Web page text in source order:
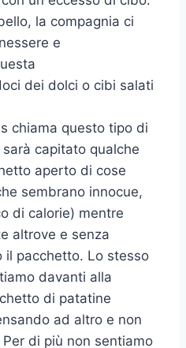
la compagnia ci
e
dei dolci o cibi salati
chiama questo tipo di
sarà capitato qualche
aperto di cose
sembrano innocue,
di calorie) mentre
altrove e senza
il pacchetto. Lo stesso
davanti alla
di patatine
ad altro e non
di più non sentiamo